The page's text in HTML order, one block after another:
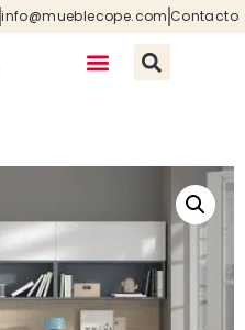
info@mueblecope.com Contacto